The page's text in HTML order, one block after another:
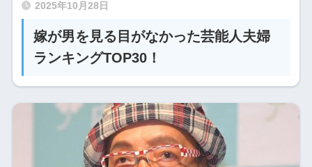
2025年10月28日
嫁が男を見る目がなかった芸能人夫婦
ランキングTOP30！